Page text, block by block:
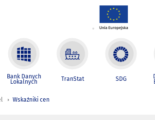
Bank Danych
Lokalnych TranStat SDG
Wskaźniki cen